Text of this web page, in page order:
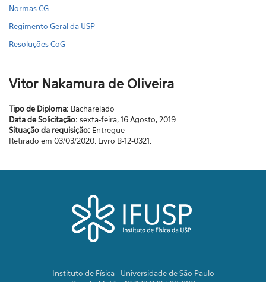
Normas CG
Regimento Geral da USP
Resoluções CoG
Vitor Nakamura de Oliveira
Tipo de Diploma: Bacharelado
Data de Solicitação: sexta-feira, 16 Agosto, 2019
Situação da requisição: Entregue
Retirado em 03/03/2020. Livro B-12-0321.
Instituto de Física - Universidade de São Paulo